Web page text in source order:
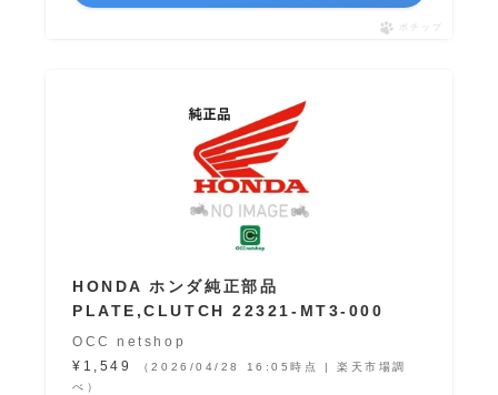
ポチップ
HONDA ホンダ純正部品
PLATE,CLUTCH 22321-MT3-000
OCC netshop
¥1,549
（2026/04/28 16:05時点 | 楽天市場調
べ）